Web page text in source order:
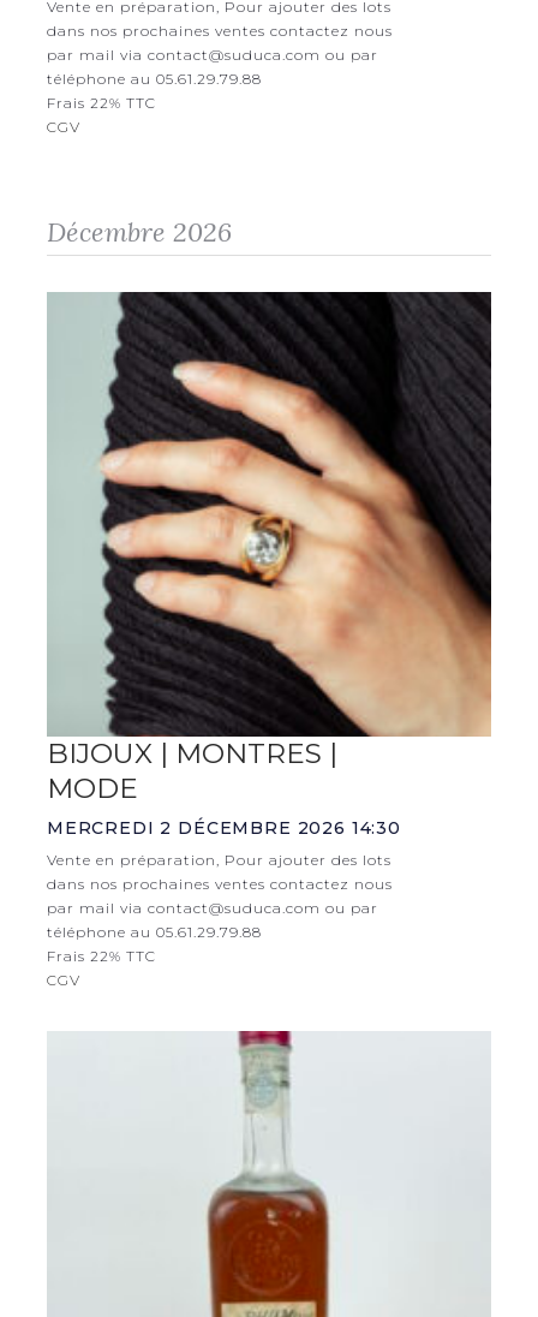
Vente en préparation, Pour ajouter des lots
dans nos prochaines ventes contactez nous
par mail via contact@suduca.com ou par
téléphone au 05.61.29.79.88
Frais 22% TTC
CGV
Décembre 2026
BIJOUX | MONTRES |
MODE
MERCREDI 2 DÉCEMBRE 2026 14:30
Vente en préparation, Pour ajouter des lots
dans nos prochaines ventes contactez nous
par mail via contact@suduca.com ou par
téléphone au 05.61.29.79.88
Frais 22% TTC
CGV